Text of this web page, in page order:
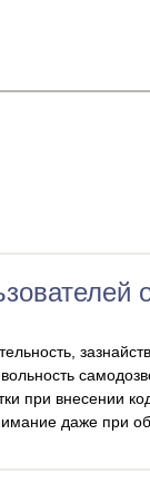
при внесении
даже при